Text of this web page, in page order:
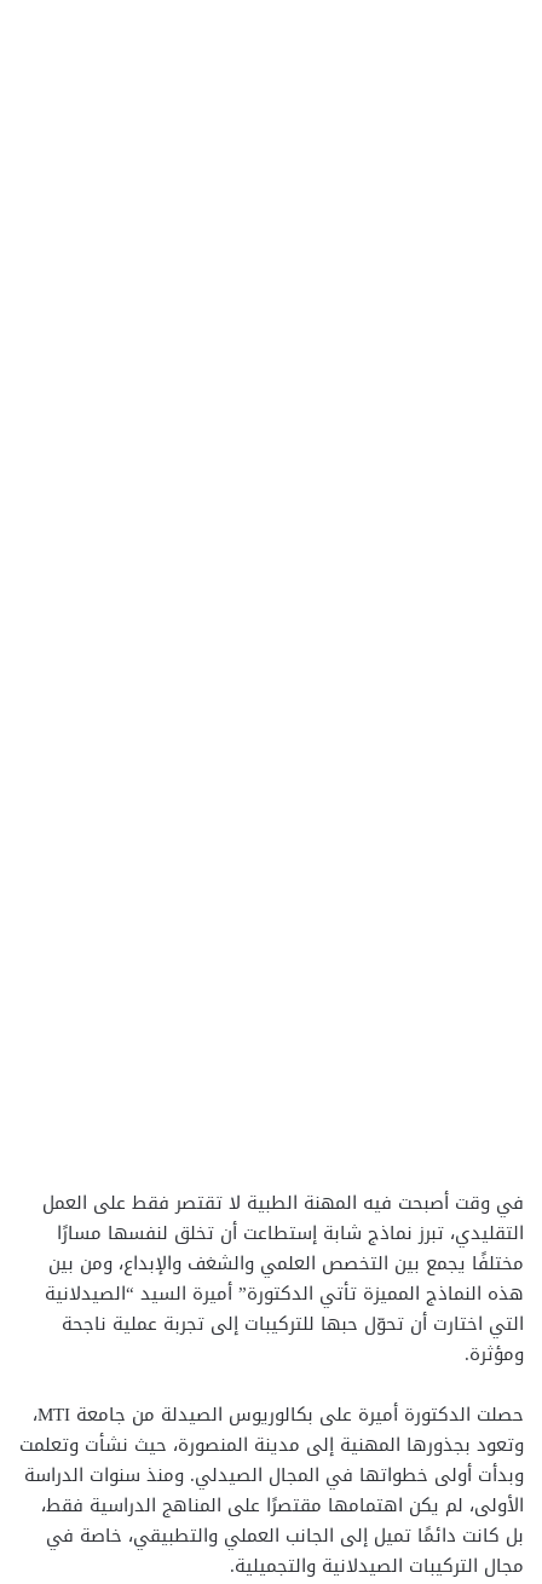
في وقت أصبحت فيه المهنة الطبية لا تقتصر فقط على العمل
التقليدي، تبرز نماذج شابة إستطاعت أن تخلق لنفسها مسارًا
مختلفًا يجمع بين التخصص العلمي والشغف والإبداع، ومن بين
هذه النماذج المميزة تأتي الدكتورة” أميرة السيد “الصيدلانية
التي اختارت أن تحوّل حبها للتركيبات إلى تجربة عملية ناجحة
ومؤثرة.
حصلت الدكتورة أميرة على بكالوريوس الصيدلة من جامعة MTI،
وتعود بجذورها المهنية إلى مدينة المنصورة، حيث نشأت وتعلمت
وبدأت أولى خطواتها في المجال الصيدلي. ومنذ سنوات الدراسة
الأولى، لم يكن اهتمامها مقتصرًا على المناهج الدراسية فقط،
بل كانت دائمًا تميل إلى الجانب العملي والتطبيقي، خاصة في
مجال التركيبات الصيدلانية والتجميلية.